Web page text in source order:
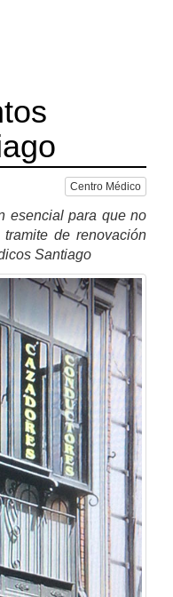
Centro Médico
esencial para que no
de renovación
Santiago